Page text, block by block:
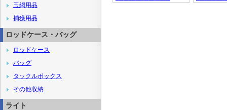
玉網用品
捕獲用品
ロッドケース・バッグ
ロッドケース
バッグ
タックルボックス
その他収納
ライト